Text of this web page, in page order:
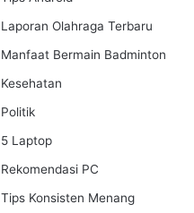
Laporan Olahraga Terbaru
Manfaat Bermain Badminton
Kesehatan
Politik
5 Laptop
Rekomendasi PC
Tips Konsisten Menang